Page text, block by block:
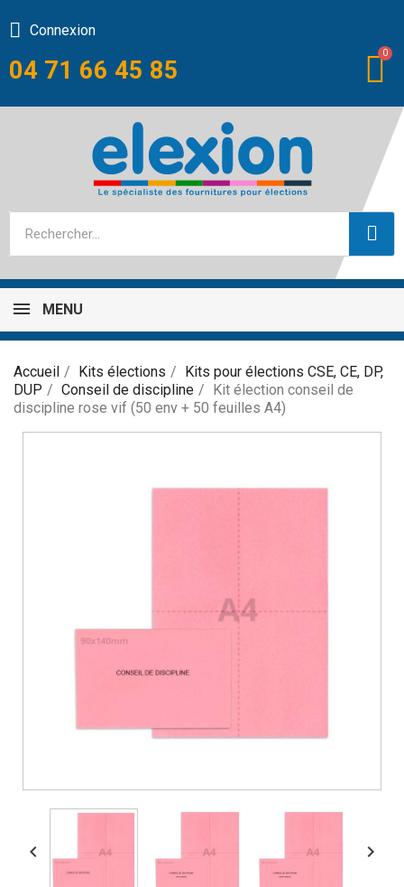
04 71 66 45 85
Connexion
MENU
Accueil Kits élections
Kits pour élections CSE, CE, DP,
DUP
Conseil de discipline
Kit élection conseil de
discipline rose vif (50 env + 50 feuilles A4)
 